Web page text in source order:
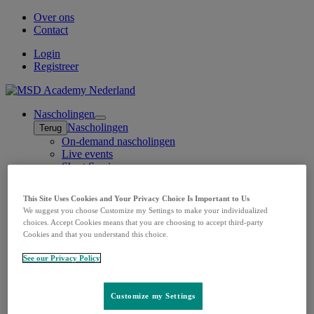
Over ons
Contact
Login
Registreer
Nascholingen
Open
submenu
Terug Nascholingen
On-demand nascholingen
Live events
Short Seminars
submenu
Terug
Oncologische aandoeningen
Terug Oncologische aandoeningen
Maagcarcinoom
Lokaal gevorderd hoofd-
Niercelcarcinoom
Longcarcinoom
Maligne Pleuraal Mesothelioom (MPM)
This Site Uses Cookies and Your Privacy Choice Is Important to Us
We suggest you choose Customize my Settings to make your individualized
choices. Accept Cookies means that you are choosing to accept third-party
Cookies and that you understand this choice.
See our Privacy Policy
Customize my Settings